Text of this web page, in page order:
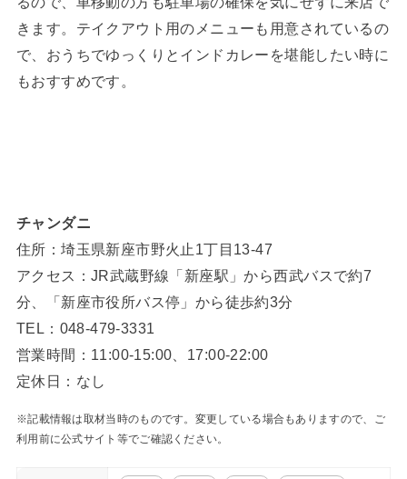
きます。テイクアウト用のメニューも用意されているの
で、おうちでゆっくりとインドカレーを堪能したい時に
もおすすめです。
チャンダニ
住所：埼玉県新座市野火止1丁目13-47
アクセス：JR武蔵野線「新座駅」から西武バスで約7
分、「新座市役所バス停」から徒歩約3分
TEL：048-479-3331
営業時間：11:00-15:00、17:00-22:00
定休日：なし
※記載情報は取材当時のものです。変更している場合もありますので、ご
利用前に公式サイト等でご確認ください。